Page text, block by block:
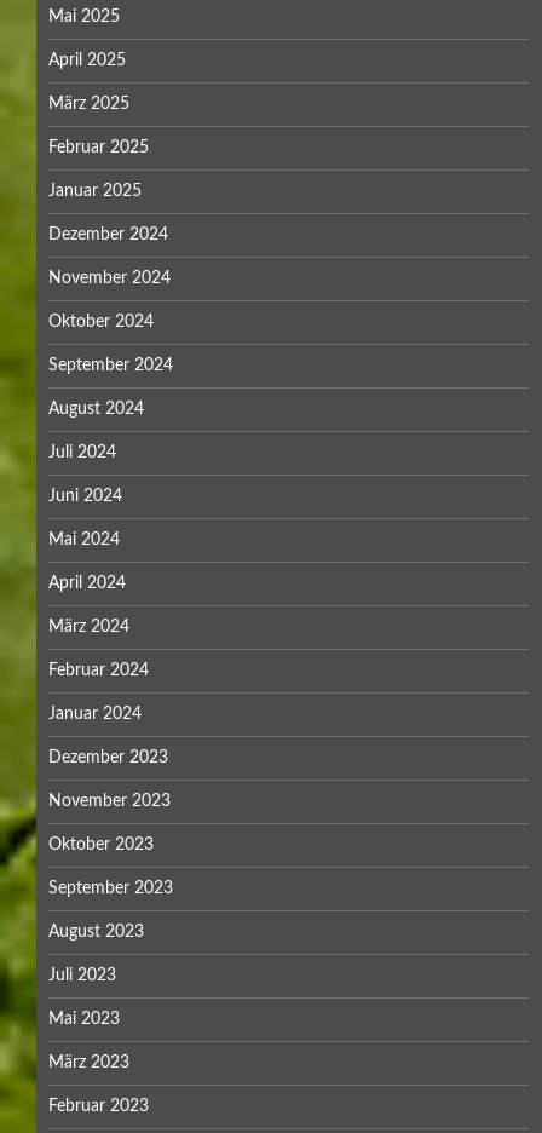
Mai 2025
April 2025
März 2025
Februar 2025
Januar 2025
Dezember 2024
November 2024
Oktober 2024
September 2024
August 2024
Juli 2024
Juni 2024
Mai 2024
April 2024
März 2024
Februar 2024
Januar 2024
Dezember 2023
November 2023
Oktober 2023
September 2023
August 2023
Juli 2023
Mai 2023
März 2023
Februar 2023